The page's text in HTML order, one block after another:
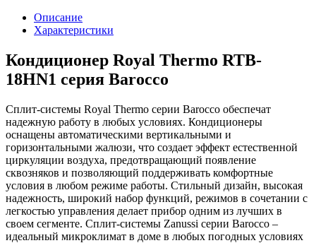
Описание
Характеристики
Кондиционер Royal Thermo RTB-
18HN1 серия Barocco
Сплит-системы Royal Thermo серии Bаrocco обеспечат
надежную работу в любых условиях. Кондиционеры
оснащены автоматическими вертикальными и
горизонтальными жалюзи, что создает эффект естественной
циркуляции воздуха, предотвращающий появление
сквозняков и позволяющий поддерживать комфортные
условия в любом режиме работы. Стильный дизайн, высокая
надежность, широкий набор функций, режимов в сочетании с
легкостью управления делает прибор одним из лучших в
своем сегменте. Сплит-системы Zanussi серии Bаrocco –
идеальный микроклимат в доме в любых погодных условиях